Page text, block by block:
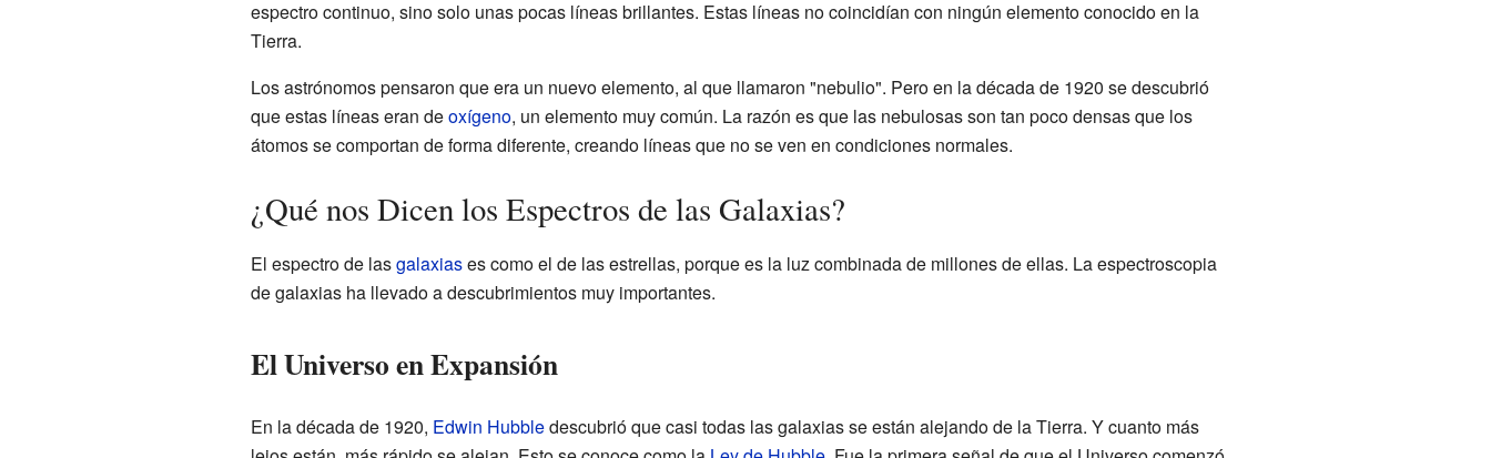
espectro continuo, sino solo unas pocas líneas brillantes. Estas líneas no coincidían con ningún elemento conocido en la
Tierra.
Los astrónomos pensaron que era un nuevo elemento, al que llamaron "nebulio". Pero en la década de 1920 se descubrió
que estas líneas eran deoxígeno, un elemento muy común. La razón es que las nebulosas son tan poco densas que los
átomos se comportan de forma diferente, creando líneas que no se ven en condiciones normales.
¿Qué nos Dicen los Espectros de las Galaxias?
El espectro de lasgalaxiases como el de las estrellas, porque es la luz combinada de millones de ellas. La espectroscopia
de galaxias ha llevado a descubrimientos muy importantes.
El Universo en Expansión
En la década de 1920, Edwin Hubbledescubrió que casi todas las galaxias se están alejando de la Tierra. Y cuanto más